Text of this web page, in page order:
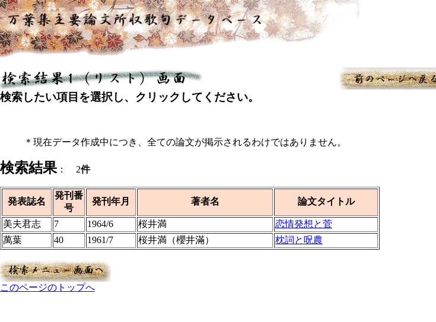
検索したい項目を選択し、クリックしてください。
＊現在データ作成中につき、全ての論文が掲示されるわけではありません。
検索結果 ： 2件
発表誌名
発刊番
号
発刊年月 著者名 論文タイトル
美夫君志 7 1964/6 桜井満
恋情発想と菅
萬葉
40 1961/7 桜井満（櫻井滿） 枕詞と呪農
このページのトップへ